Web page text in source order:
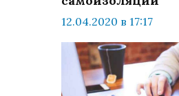
12.04.2020 в 17:17
комментариев: 0